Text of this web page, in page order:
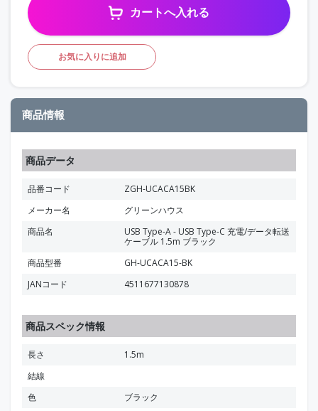
カートへ入れる
お気に入りに追加
商品情報
商品データ
品番コード
ZGH-UCACA15BK
メーカー名
グリーンハウス
商品名
USB Type-A - USB Type-C 充電/データ転送
ケーブル 1.5m ブラック
商品型番
GH-UCACA15-BK
JANコード
4511677130878
商品スペック情報
長さ
1.5m
結線
色
ブラック